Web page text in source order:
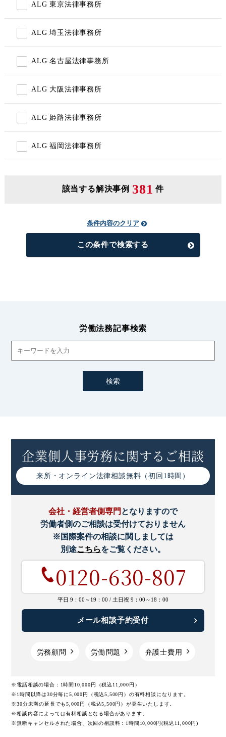
ALG 東京法律事務所
ALG 埼玉法律事務所
ALG 名古屋法律事務所
ALG 大阪法律事務所
ALG 姫路法律事務所
ALG 福岡法律事務所
該当する解決事例 381 件
条件内容のクリア
この条件で検索する
労働法務記事検索
企業側人事労務に関するご相談
来所・オンライン法律相談無料（初回1時間）
会社・経営者側専門 となりますので
労働者側のご相談は受付けておりません
※国際案件の相談に関しましては
別途こちらをご覧ください。
0120-630-807
平日 9：00～19：00 / 土日祝 9：00～18：00
メール相談予約受付
労務顧問 労働問題 弁護士費用
※電話相談の場合：1時間10,000円（税込11,000円）
※1時間以降は30分毎に5,000円（税込5,500円）の有料相談になります。
※30分未満の延長でも5,000円（税込5,500円）が発生いたします。
※相談内容によっては有料相談となる場合があります。
※無断キャンセルされた場合、次回の相談料：1時間10,000円(税込11,000円)